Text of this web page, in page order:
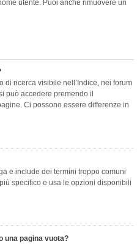
utente. Puoi anche rimuovere un
ricerca visibile nell’Indice, nei forum
può accedere premendo il
Ci possono essere differenze in
e include dei termini troppo comuni
specifico e usa le opzioni disponibili
una pagina vuota?